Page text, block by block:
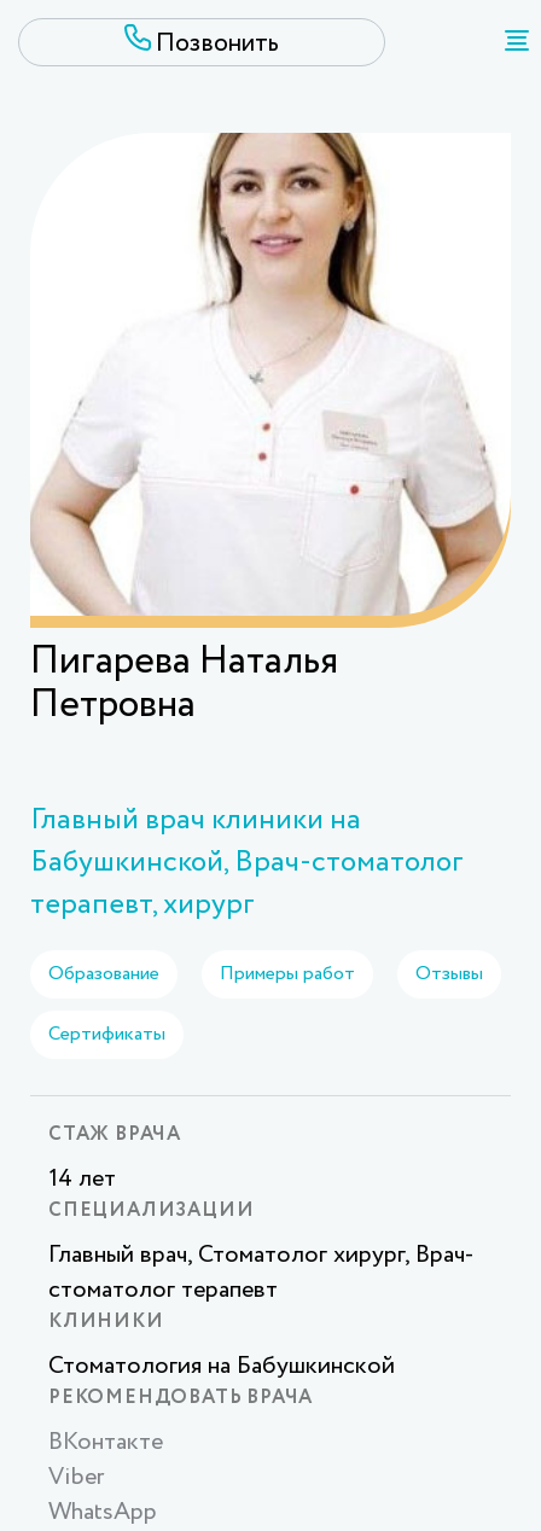
Пигарева Наталья
Петровна
Главный врач клиники на
Бабушкинской, Врач-стоматолог
терапевт, хирург
Образование Примеры работ Отзывы
Сертификаты
СТАЖ ВРАЧА
14 лет
СПЕЦИАЛИЗАЦИИ
Главный врач, Стоматолог хирург, Врач-
стоматолог терапевт
КЛИНИКИ
Стоматология на Бабушкинской
РЕКОМЕНДОВАТЬ ВРАЧА
ВКонтакте
Viber
WhatsApp